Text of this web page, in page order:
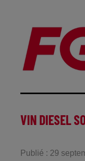
VIN DIESEL
Publié : 29